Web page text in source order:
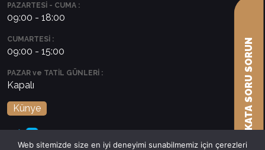
PAZARTESİ - CUMA :
09:00 - 18:00
CUMARTESİ :
09:00 - 15:00
PAZAR ve TATİL GÜNLERİ :
Kapalı
Künye
Web sitemizde size en iyi deneyimi sunabilmemiz için çerezleriAVUKATA SORU SORUN